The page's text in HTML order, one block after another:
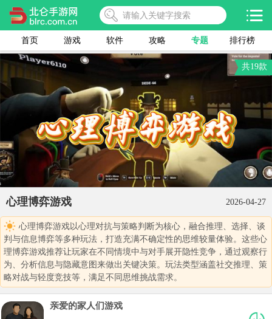
首页 游戏 软件 攻略 专题 排行榜
共19款
心理博弈游戏 2026-04-27
心理博弈游戏以心理对抗与策略判断为核心，融合推理、选择、谈
判与信息博弈等多种玩法，打造充满不确定性的思维较量体验。这些心
理博弈游戏推荐让玩家在不同情境中与对手展开隐性竞争，通过观察行
为、分析信息与隐藏意图来做出关键决策。玩法类型涵盖社交推理、策
略对战与轻度竞技等，满足不同思维挑战需求。
亲爱的家人们游戏